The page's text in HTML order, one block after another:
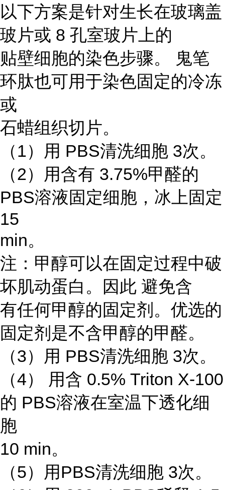
以下方案是针对生长在玻璃盖
玻片或 8 孔室玻片上的
贴壁细胞的染色步骤。 鬼笔
环肽也可用于染色固定的冷冻
或
石蜡组织切片。
（1）用 PBS清洗细胞 3次。
（2）用含有 3.75%甲醛的
PBS溶液固定细胞，冰上固定
15
min。
注：甲醇可以在固定过程中破
坏肌动蛋白。因此 避免含
有任何甲醇的固定剂。优选的
固定剂是不含甲醇的甲醛。
（3）用 PBS清洗细胞 3次。
（4） 用含 0.5% Triton X-100
的 PBS溶液在室温下透化细
胞
10 min。
（5）用PBS清洗细胞 3次。